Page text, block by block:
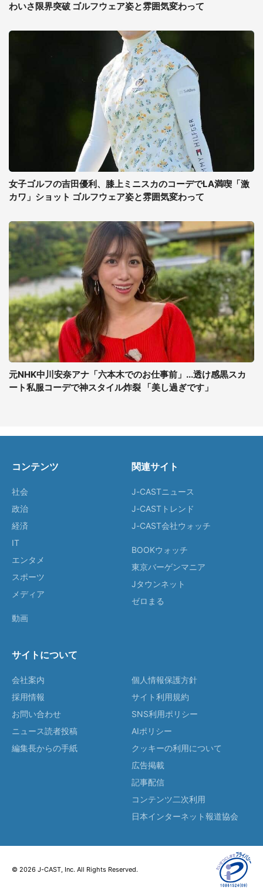
わいさ限界突破 ゴルフウェア姿と雰囲気変わって
女子ゴルフの吉田優利、膝上ミニスカのコーデでLA満喫「激
カワ」ショット ゴルフウェア姿と雰囲気変わって
元NHK中川安奈アナ「六本木でのお仕事前」...透け感黒スカ
ート私服コーデで神スタイル炸裂 「美し過ぎです」
コンテンツ
社会
政治
経済
IT
エンタメ
スポーツ
メディア
動画
関連サイト
J-CASTニュース
J-CASTトレンド
J-CAST会社ウォッチ
BOOKウォッチ
東京バーゲンマニア
Jタウンネット
ゼロまる
サイトについて
会社案内
採用情報
お問い合わせ
ニュース読者投稿
編集長からの手紙
個人情報保護方針
サイト利用規約
SNS利用ポリシー
AIポリシー
クッキーの利用について
広告掲載
記事配信
コンテンツ二次利用
日本インターネット報道協会
© 2026 J-CAST, Inc. All Rights Reserved.